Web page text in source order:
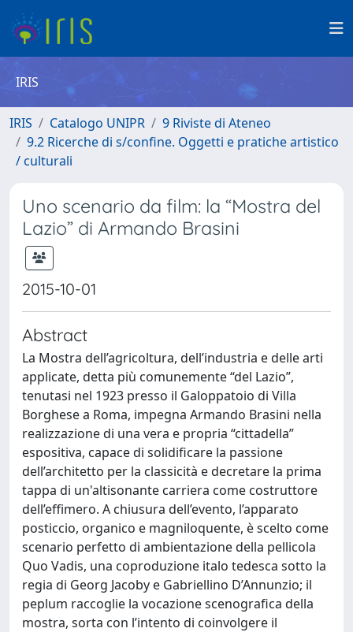
IRIS
IRIS Catalogo UNIPR
9 Riviste di Ateneo
9.2 Ricerche di s/confine. Oggetti e pratiche artistico
/ culturali
Uno scenario da film: la “Mostra del
Lazio” di Armando Brasini
2015-10-01
Abstract
La Mostra dell’agricoltura, dell’industria e delle arti
applicate, detta più comunemente “del Lazio”,
tenutasi nel 1923 presso il Galoppatoio di Villa
Borghese a Roma, impegna Armando Brasini nella
realizzazione di una vera e propria “cittadella”
espositiva, capace di solidificare la passione
dell’architetto per la classicità e decretare la prima
tappa di un'altisonante carriera come costruttore
dell’effimero. A chiusura dell’evento, l’apparato
posticcio, organico e magniloquente, è scelto come
scenario perfetto di ambientazione della pellicola
Quo Vadis, una coproduzione italo tedesca sotto la
regia di Georg Jacoby e Gabriellino D’Annunzio; il
peplum raccoglie la vocazione scenografica della
mostra, sorta con l’intento di coinvolgere il